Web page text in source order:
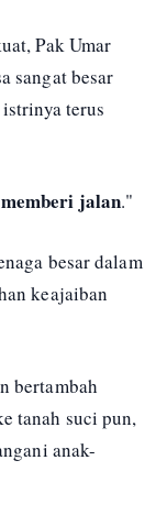
Pak Umar
sangat besar
terus
jalan."
besar dalam
keajaiban
bertambah
tanah suci pun,
anak-